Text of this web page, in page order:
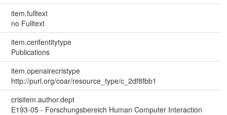
item.fulltext
no Fulltext
item.cerifentitytype
Publications
item.openairecristype
http://purl.org/coar/resource_type/c_2df8fbb1
crisitem.author.dept
E193-05 - Forschungsbereich Human Computer Interaction